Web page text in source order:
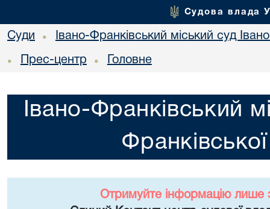
Судова влада
Суди • Івано-Франківський міський суд
• Прес-центр • Головне
Івано-Франківський
Отримуйте інформацію лише